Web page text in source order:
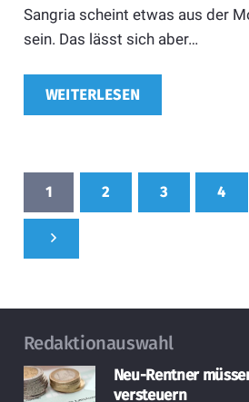
Sangria scheint etwas aus der
sein. Das lässt sich aber…
WEITERLESEN
1 2 3 4
Redaktionauswahl
Neu-Rentner
versteuern